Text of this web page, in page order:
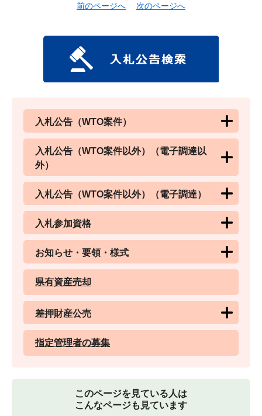
前のページへ 次のページへ
入札公告（WTO案件）
入札公告（WTO案件以外）（電子調達以
外）
入札公告（WTO案件以外）（電子調達）
入札参加資格
お知らせ・要領・様式
県有資産売却
差押財産公売
指定管理者の募集
このページを見ている人は
こんなページも見ています